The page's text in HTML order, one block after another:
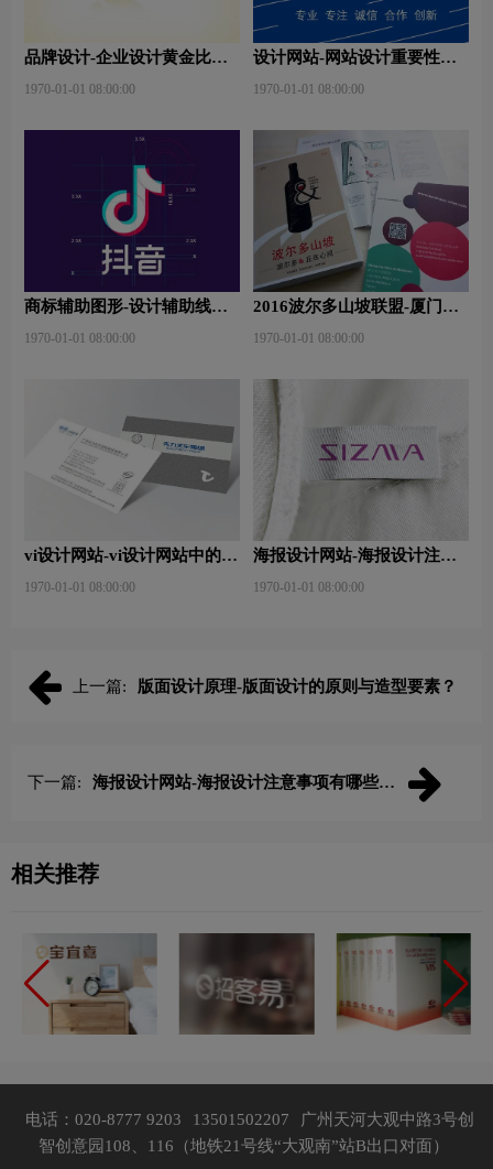
品牌设计-企业设计黄金比例
1970-01-01 08:00:00
设计网站-网站设计重要性是
1970-01-01 08:00:00
商标辅助图形-设计辅助线是
1970-01-01 08:00:00
2016波尔多山坡联盟-厦门大
1970-01-01 08:00:00
vi设计网站-vi设计网站中的完
1970-01-01 08:00:00
海报设计网站-海报设计注意
1970-01-01 08:00:00
上一篇: 版面设计原理-版面设计的原则与造型要素？
下一篇:
海报设计网站-海报设计注意事项有哪些？
相关推荐
电话：020-8777 9203 13501502207
广州天河大观中路3号创
智创意园108、116（地铁21号线“大观南”站B出口对面）